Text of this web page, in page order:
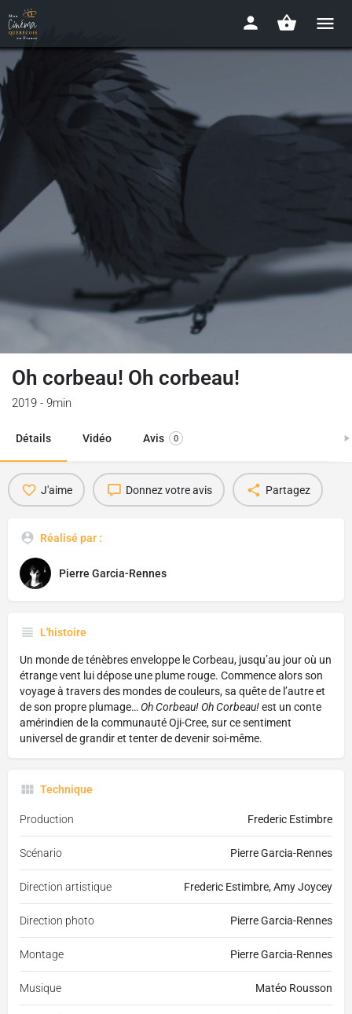
Oh corbeau! Oh corbeau!
2019 - 9min
Détails Vidéo Avis 0
J'aime Donnez votre avis Partagez
Réalisé par :
Pierre Garcia-Rennes
L'histoire
Un monde de ténèbres enveloppe le Corbeau, jusqu’au jour où un
étrange vent lui dépose une plume rouge. Commence alors son
voyage à travers des mondes de couleurs, sa quête de l’autre et
de son propre plumage… Oh Corbeau! Oh Corbeau!est un conte
amérindien de la communauté Oji-Cree, sur ce sentiment
universel de grandir et tenter de devenir soi-même.
Technique
Production Frederic Estimbre
Scénario Pierre Garcia-Rennes
Direction artistique Frederic Estimbre, Amy Joycey
Direction photo Pierre Garcia-Rennes
Montage Pierre Garcia-Rennes
Musique Matéo Rousson